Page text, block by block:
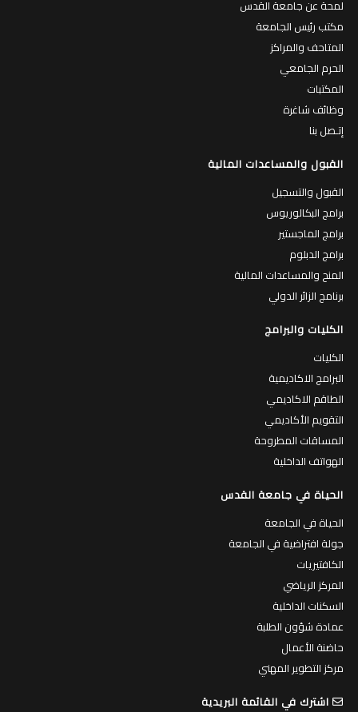
لمحة عن جامعة القدس
مكتب رئيس الجامعة
المتاحف والمراكز
الحرم الجامعي
المكتبات
وظائف شاغرة
إتـصل بنا
القبول والمساعدات المالية
القبول والتسجيل
برامج البكالوريوس
برامج الماجستير
برامج الدبلوم
المنح والمساعدات المالية
برنامج الزائر الدولي
الكليات والبرامج
الكليات
البرامج الاكاديمية
الطاقم الاكاديمي
التقويم الأكاديمي
المساقات المطروحة
الهواتف الداخلية
الحياة في جامعة القدس
الحياة في الجامعة
جولة افتراضية في الجامعة
الكافتيريات
المركز الرياضي
السكنات الداخلية
عمادة شؤون الطلبة
حاضنة الأعمال
مركز التطوير المهني
اشترك في القائمة البريدية